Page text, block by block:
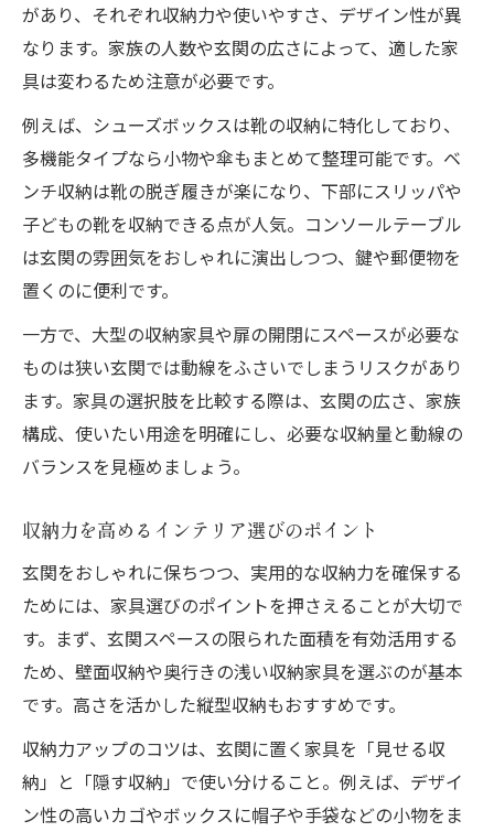
があり、それぞれ収納力や使いやすさ、デザイン性が異
なります。家族の人数や玄関の広さによって、適した家
具は変わるため注意が必要です。
例えば、シューズボックスは靴の収納に特化しており、
多機能タイプなら小物や傘もまとめて整理可能です。ベ
ンチ収納は靴の脱ぎ履きが楽になり、下部にスリッパや
子どもの靴を収納できる点が人気。コンソールテーブル
は玄関の雰囲気をおしゃれに演出しつつ、鍵や郵便物を
置くのに便利です。
一方で、大型の収納家具や扉の開閉にスペースが必要な
ものは狭い玄関では動線をふさいでしまうリスクがあり
ます。家具の選択肢を比較する際は、玄関の広さ、家族
構成、使いたい用途を明確にし、必要な収納量と動線の
バランスを見極めましょう。
収納力を高めるインテリア選びのポイント
玄関をおしゃれに保ちつつ、実用的な収納力を確保する
ためには、家具選びのポイントを押さえることが大切で
す。まず、玄関スペースの限られた面積を有効活用する
ため、壁面収納や奥行きの浅い収納家具を選ぶのが基本
です。高さを活かした縦型収納もおすすめです。
収納力アップのコツは、玄関に置く家具を「見せる収
納」と「隠す収納」で使い分けること。例えば、デザイ
ン性の高いカゴやボックスに帽子や手袋などの小物をま